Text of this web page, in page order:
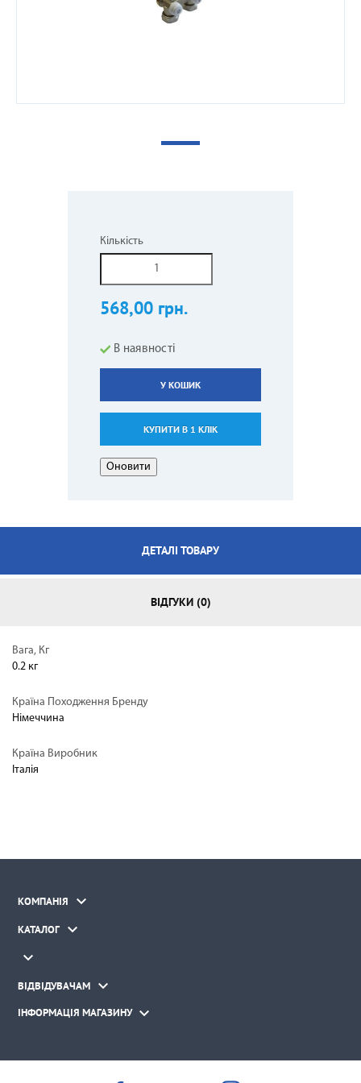
Кількість
568,00 грн.
В наявності
У КОШИК
КУПИТИ В 1 КЛІК
ДЕТАЛІ ТОВАРУ
ВІДГУКИ (0)
Вага, Кг
0.2 кг
Країна Походження Бренду
Німеччина
Країна Виробник
Італія
КОМПАНІЯ 
КАТАЛОГ 

ВІДВІДУВАЧАМ 
ІНФОРМАЦІЯ МАГАЗИНУ 